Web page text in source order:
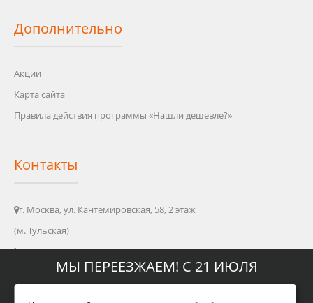
МЫ ПЕРЕЕЗЖАЕМ! С 21 ИЮЛЯ
Дополнительно
Акции
Карта сайта
Правила действия программы «Нашли дешевле?»
Контакты
г. Москва, ул. Кантемировская, 58, 2 этаж
(м. Тульская)
8 495 215-25-43, 8 800 333-65-87
info@oleo-shop.ru